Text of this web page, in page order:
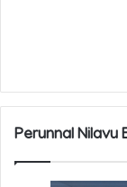
Perunnal Nilavu